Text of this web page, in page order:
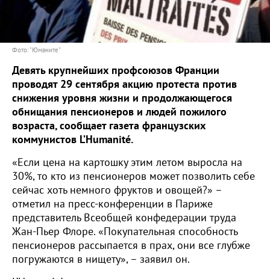
Фото: "Юманите"
Девять крупнейших профсоюзов Франции
проводят 29 сентября акцию протеста против
cнижения уровня жизни и продолжающегося
обнищания пенсионеров и людей пожилого
возраста, сообщает газета французских
коммунистов L’Humanité.
«Если цена на картошку этим летом выросла на
30%, то кто из пенсионеров может позволить себе
сейчас хоть немного фруктов и овощей?» –
отметил на пресс-конференции в Париже
представитель Всеобщей конфедерации труда
Жан-Пьер Флоре. «Покупательная способность
пенсионеров рассыпается в прах, они все глубже
погружаются в нищету», – заявил он.